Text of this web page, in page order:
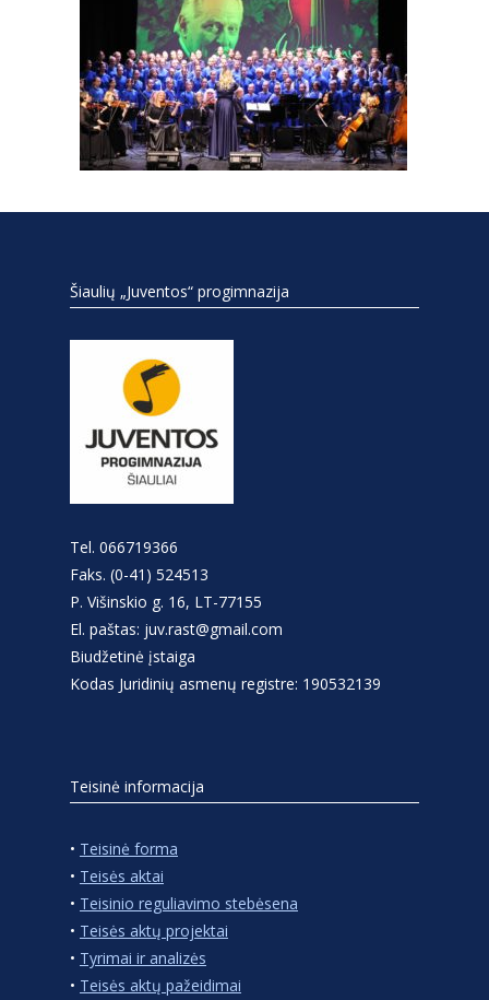
Šiaulių „Juventos“ progimnazija
Tel. 066719366
Faks. (0-41) 524513
P. Višinskio g. 16, LT-77155
El. paštas: juv.rast@gmail.com
Biudžetinė įstaiga
Kodas Juridinių asmenų registre: 190532139
Teisinė informacija
• Teisinė forma
• Teisės aktai
• Teisinio reguliavimo stebėsena
• Teisės aktų projektai
• Tyrimai ir analizės
• Teisės aktų pažeidimai